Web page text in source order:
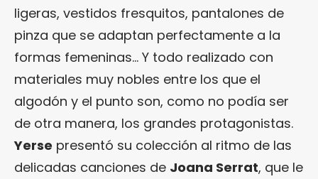
ligeras, vestidos fresquitos, pantalones de
pinza que se adaptan perfectamente a la
formas femeninas… Y todo realizado con
materiales muy nobles entre los que el
algodón y el punto son, como no podía ser
de otra manera, los grandes protagonistas.
Yerse presentó su colección al ritmo de las
delicadas canciones de Joana Serrat, que le